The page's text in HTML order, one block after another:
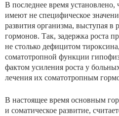
В последнее время
имеют не специфическое
развития организма, выступая в
гормонов. Так, задержка роста
не столько дефицитом
соматотропной функции
фактом усиления роста у
лечения их соматотропным
В настоящее время основным
и соматическое развитие,